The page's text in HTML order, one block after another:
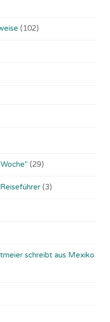
(102)
(29)
(3)
schreibt aus Mexiko